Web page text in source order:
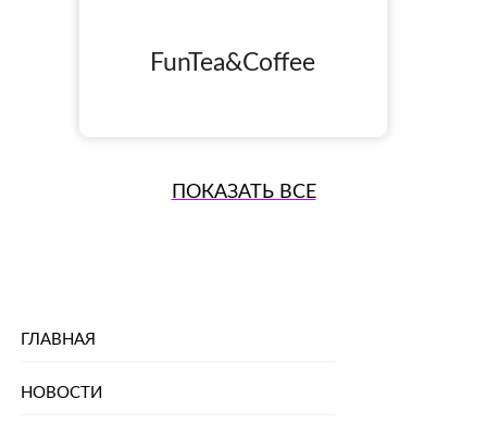
FunTea&Coffee
ПОКАЗАТЬ ВСЕ
ГЛАВНАЯ
НОВОСТИ